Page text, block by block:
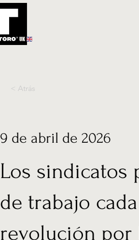
UK
< Atrás
9 de abril de 2026
Los sindicatos
de trabajo
revolución por